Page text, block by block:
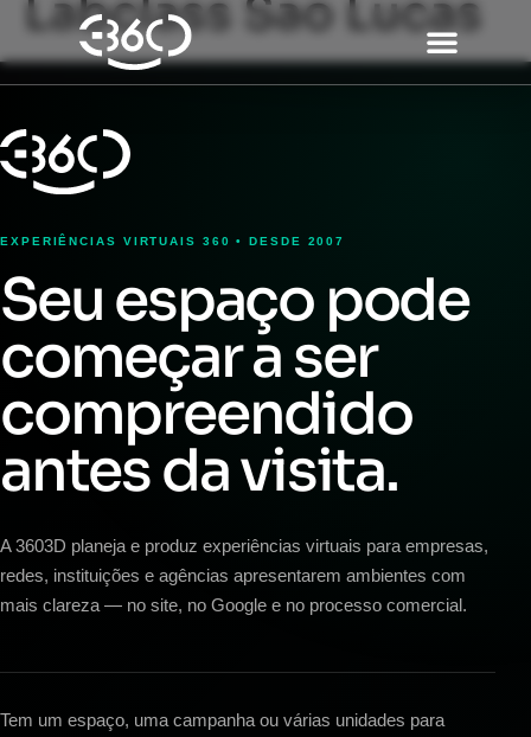
Labclass São Lucas
EXPERIÊNCIAS VIRTUAIS 360 • DESDE 2007
Seu espaço pode
começar a ser
compreendido
antes da visita.
A 3603D planeja e produz experiências virtuais para empresas,
redes, instituições e agências apresentarem ambientes com
mais clareza — no site, no Google e no processo comercial.
Tem um espaço, uma campanha ou várias unidades para